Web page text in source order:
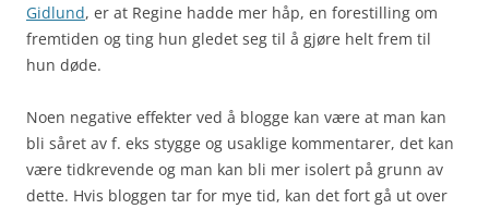
Gidlund, er at Regine hadde mer håp, en forestilling om
fremtiden og ting hun gledet seg til å gjøre helt frem til
hun døde.
Noen negative effekter ved å blogge kan være at man kan
bli såret av f. eks stygge og usaklige kommentarer, det kan
være tidkrevende og man kan bli mer isolert på grunn av
dette. Hvis bloggen tar for mye tid, kan det fort gå ut over